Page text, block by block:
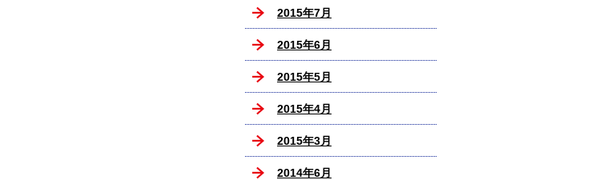
2015年7月
2015年6月
2015年5月
2015年4月
2015年3月
2014年6月